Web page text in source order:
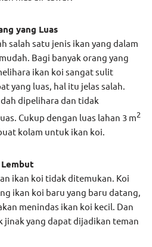
yang Luas
salah satu jenis ikan yang dalam
Bagi banyak orang yang
ikan koi sangat sulit
yang luas, hal itu jelas salah.
dipelihara dan tidak
Cukup dengan luas lahan 3 m2
kolam untuk ikan koi.
ikan koi tidak ditemukan. Koi
ikan koi baru yang baru datang,
menindas ikan koi kecil. Dan
jinak yang dapat dijadikan teman